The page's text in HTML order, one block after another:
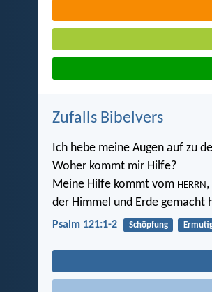
Zufalls Bibelvers
Ich hebe meine Augen auf zu
Woher kommt mir Hilfe?
Meine Hilfe kommt vom HERRN ,
der Himmel und Erde gemacht
Psalm 121:1-2 Schöpfung